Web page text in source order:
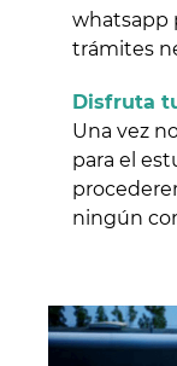
whatsapp
trámites
Disfruta
Una vez
para el
ningún